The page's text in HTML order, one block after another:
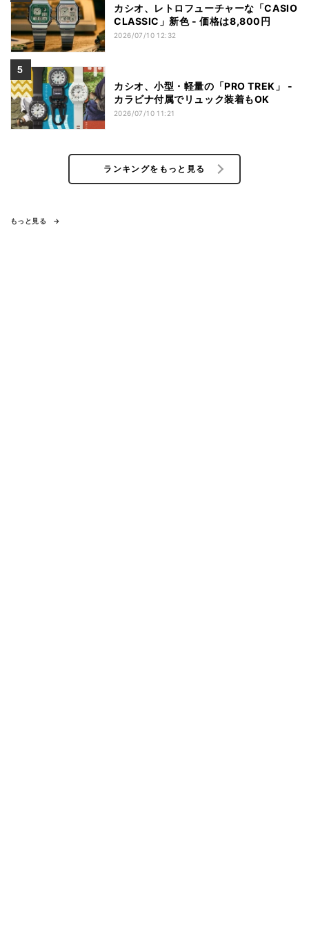
カシオ、レトロフューチャーな「CASIO
CLASSIC」新色 - 価格は8,800円
2026/07/10 12:32
カシオ、小型・軽量の「PRO TREK」 -
カラビナ付属でリュック装着もOK
2026/07/10 11:21
ランキングをもっと見る
もっと見る